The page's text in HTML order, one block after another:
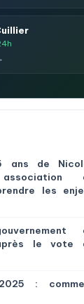
ans de
les
le vote
: